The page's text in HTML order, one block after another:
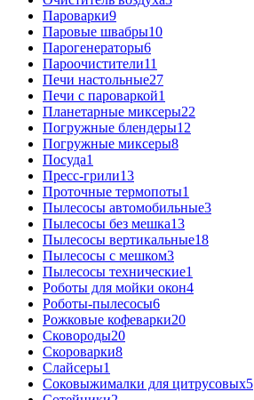
Пароварки9
Паровые швабры10
Парогенераторы6
Пароочистители11
Печи настольные27
Печи с пароваркой1
Планетарные миксеры22
Погружные блендеры12
Погружные миксеры8
Посуда1
Пресс-грили13
Проточные термопоты1
Пылесосы автомобильные3
Пылесосы без мешка13
Пылесосы вертикальные18
Пылесосы с мешком3
Пылесосы технические1
Роботы для мойки окон4
Роботы-пылесосы6
Рожковые кофеварки20
Сковороды20
Скороварки8
Слайсеры1
Соковыжималки для цитрусовых5